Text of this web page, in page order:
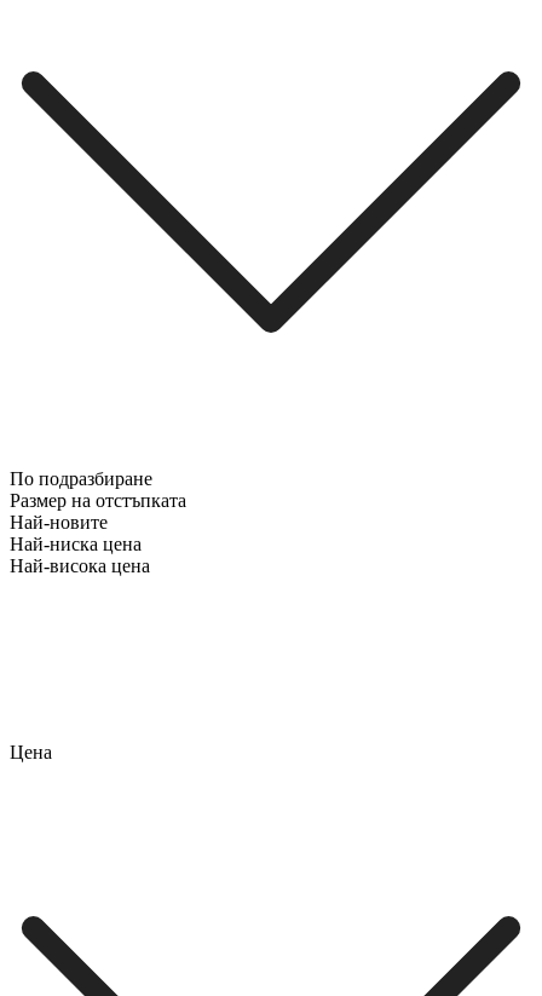
По подразбиране
Размер на отстъпката
Най-новите
Най-ниска цена
Най-висока цена
Цена